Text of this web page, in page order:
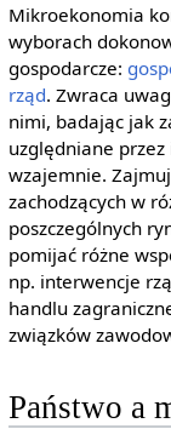
Mikroekonomia
wyborach
gospodarcze:
rząd. Zwraca
nimi, badając jak
uzględniane
wzajemnie.
zachodzących w
poszczególnych
pomijać różne
np. interwencje
handlu
związków
Państwo a